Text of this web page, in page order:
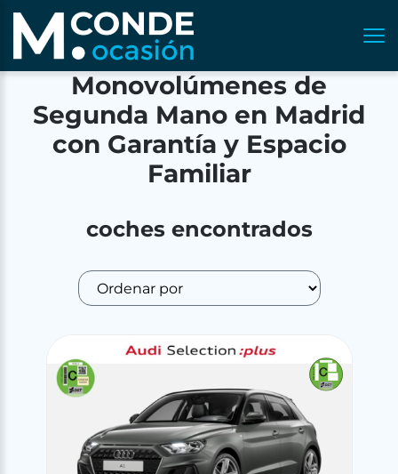
Monovolúmenes de
Segunda Mano en Madrid
con Garantía y Espacio
Familiar
coches encontrados